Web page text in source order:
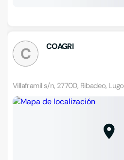
C COAGRI
Villaframil s/n, 27700, Ribadeo, Lugo